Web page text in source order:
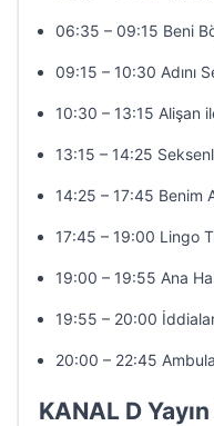
06:35 – 09:15 Beni
09:15 – 10:30 Adını
10:30 – 13:15 Alişan
13:15 – 14:25
14:25 – 17:45 Benim
17:45 – 19:00 Lingo
19:00 – 19:55 Ana
19:55 – 20:00
20:00 – 22:45
KANAL D Yayın